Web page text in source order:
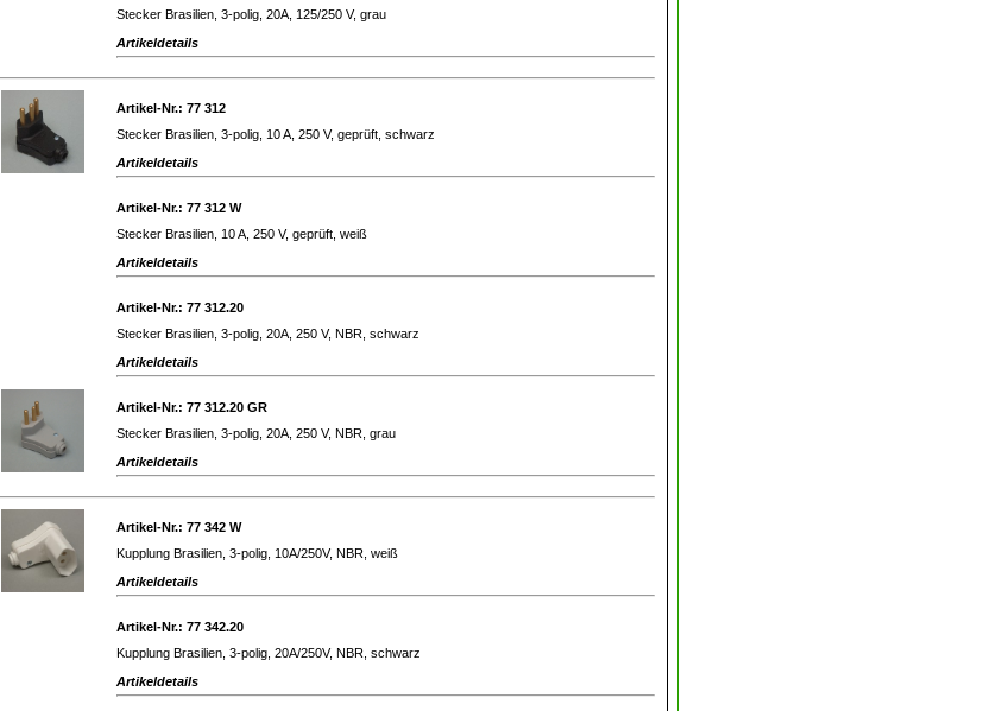
Stecker Brasilien, 3-polig, 20A, 125/250 V, grau
Artikeldetails
Artikel-Nr.: 77 312
Stecker Brasilien, 3-polig, 10 A, 250 V, geprüft, schwarz
Artikeldetails
Artikel-Nr.: 77 312 W
Stecker Brasilien, 10 A, 250 V, geprüft, weiß
Artikeldetails
Artikel-Nr.: 77 312.20
Stecker Brasilien, 3-polig, 20A, 250 V, NBR, schwarz
Artikeldetails
Artikel-Nr.: 77 312.20 GR
Stecker Brasilien, 3-polig, 20A, 250 V, NBR, grau
Artikeldetails
Artikel-Nr.: 77 342 W
Kupplung Brasilien, 3-polig, 10A/250V, NBR, weiß
Artikeldetails
Artikel-Nr.: 77 342.20
Kupplung Brasilien, 3-polig, 20A/250V, NBR, schwarz
Artikeldetails